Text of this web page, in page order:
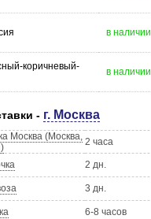
в наличии
коричневый-
в наличии
- г. Москва
Москва (Москва, 2 часа
2 дн.
3 дн.
6-8 часов